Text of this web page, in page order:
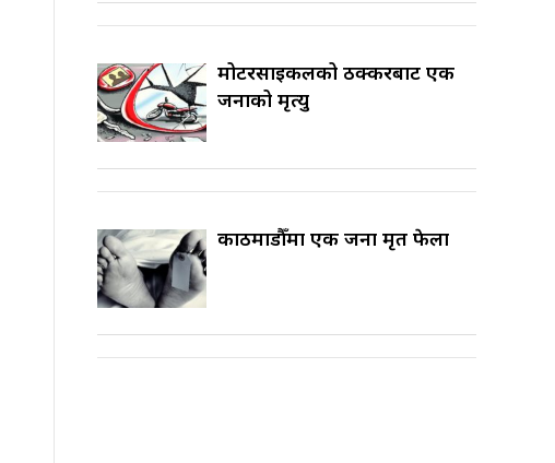
मोटरसाइकलको ठक्करबाट एक
जनाको मृत्यु
काठमाडौँमा एक जना मृत फेला